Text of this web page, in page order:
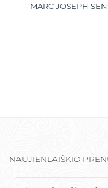
MARC JOSEPH
NAUJIENLAIŠKIO